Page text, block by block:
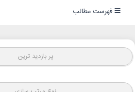
فهرست مطالب
پر بازدید ترین